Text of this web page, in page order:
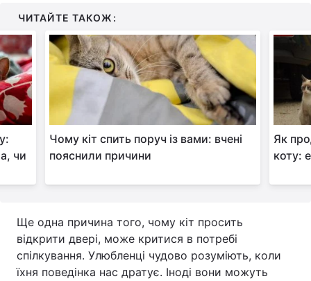
ЧИТАЙТЕ ТАКОЖ:
чи
Чому кіт спить поруч із вами: вчені
пояснили причини
Як
коту:
Ще одна причина того, чому кіт просить
відкрити двері, може критися в потребі
спілкування. Улюбленці чудово розуміють, коли
їхня поведінка нас дратує. Іноді вони можуть